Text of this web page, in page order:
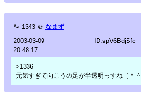
🐾 1343 ＠ なまず
2003-03-09
20:48:17
ID:spV6BdjSfc
>1336
元気すぎて向こうの足が半透明っすね（＾＾